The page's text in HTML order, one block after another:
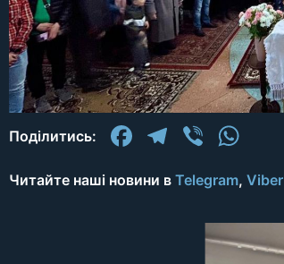
Поділитись: Facebook
Telegram
Viber
Читайте наші новини в Telegram, Viber